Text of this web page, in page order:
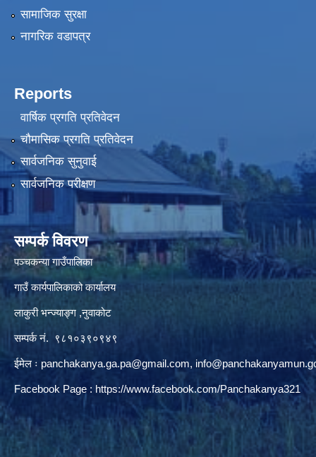
सामाजिक सुरक्षा
नागरिक वडापत्र
Reports
वार्षिक प्रगति प्रतिवेदन
चौमासिक प्रगति प्रतिवेदन
सार्वजनिक सुनुवाई
सार्वजनिक परीक्षण
सम्पर्क विवरण
पञ्‍चकन्या गाउँपालिका
गाउँ कार्यपालिकाको कार्यालय
लाकुरी भन्ज्याङ्ग ,नुवाकोट
सम्पर्क नं. ९८१०३९०९४९
ईमेल ः panchakanya.ga.pa@gmail.com,
Facebook Page : https://www.facebook.com/Panchakanya321